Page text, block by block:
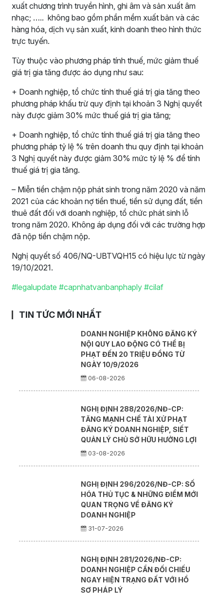
xuất chương trình truyền hình, ghi âm và sản xuất âm
nhạc; ….. không bao gồm phần mềm xuất bản và các
hàng hóa, dịch vụ sản xuất, kinh doanh theo hình thức
trực tuyến.
Tùy thuộc vào phương pháp tính thuế, mức giảm thuế
giá trị gia tăng được áo dụng như sau:
+ Doanh nghiệp, tổ chức tính thuế giá trị gia tăng theo
phương pháp khấu trừ quy định tại khoản 3 Nghị quyết
này được giảm 30% mức thuế giá trị gia tăng;
+ Doanh nghiệp, tổ chức tính thuế giá trị gia tăng theo
phương pháp tỷ lệ % trên doanh thu quy định tại khoản
3 Nghị quyết này được giảm 30% mức tỷ lệ % để tính
thuế giá trị gia tăng.
– Miễn tiền chậm nộp phát sinh trong năm 2020 và năm
2021 của các khoản nợ tiền thuế, tiền sử dụng đất, tiền
thuê đất đối với doanh nghiệp, tổ chức phát sinh lỗ
trong năm 2020. Không áp dụng đối với các trường hợp
đã nộp tiền chậm nộp.
Nghị quyết số 406/NQ-UBTVQH15 có hiệu lực từ ngày
19/10/2021.
#legalupdate #capnhatvanbanphaply #cilaf
TIN TỨC MỚI NHẤT
DOANH NGHIỆP KHÔNG ĐĂNG KÝ
NỘI QUY LAO ĐỘNG CÓ THỂ BỊ
PHẠT ĐẾN 20 TRIỆU ĐỒNG TỪ
NGÀY 10/9/2026
06-08-2026
NGHỊ ĐỊNH 288/2026/NĐ-CP:
TĂNG MẠNH CHẾ TÀI XỬ PHẠT
ĐĂNG KÝ DOANH NGHIỆP, SIẾT
QUẢN LÝ CHỦ SỞ HỮU HƯỞNG LỢI
03-08-2026
NGHỊ ĐỊNH 296/2026/NĐ-CP: SỐ
HÓA THỦ TỤC & NHỮNG ĐIỂM MỚI
QUAN TRỌNG VỀ ĐĂNG KÝ
DOANH NGHIỆP
31-07-2026
NGHỊ ĐỊNH 281/2026/NĐ-CP:
DOANH NGHIỆP CẦN ĐỐI CHIẾU
NGAY HIỆN TRẠNG ĐẤT VỚI HỒ
SƠ PHÁP LÝ